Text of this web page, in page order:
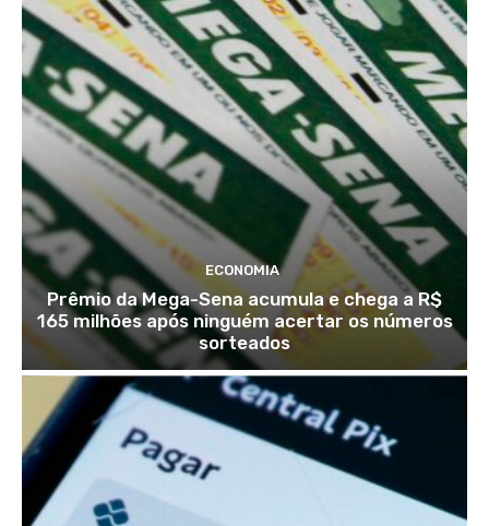
ECONOMIA
Prêmio da Mega-Sena acumula e chega a R$
165 milhões após ninguém acertar os números
sorteados